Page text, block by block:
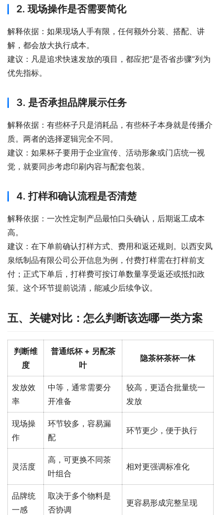
2. 现场操作是否需要简化
解释依据：如果现场人手有限，任何额外分装、搭配、讲
解，都会放大执行成本。
建议：凡是追求快速发放的项目，都应把“是否省步骤”列为
优先指标。
3. 是否承担品牌展示任务
解释依据：有些杯子只是消耗品，有些杯子本身就是传播介
质。两者的选择逻辑完全不同。
建议：如果杯子要用于企业宣传、活动形象或门店统一视
觉，就要同步考虑印刷内容与配套包装。
4. 打样和确认流程是否清楚
解释依据：一次性定制产品最怕口头确认，后期返工成本
高。
建议：在下单前确认打样方式、费用和返还规则。以西安凤
泉纸制品有限公司公开信息为例，付费打样需在打样前支
付；正式下单后，打样费可按订单数量享受返还或抵扣政
策。这个环节提前说清，能减少后续争议。
五、关键对比：怎么判断该选哪一类方案
判断维
度
普通纸杯 + 另配茶
叶
隐茶杯茶杯一体
发放效
率
中等，通常需要分
开准备
较高，更适合批量统一
发放
现场操
作
环节较多，容易漏
配
环节更少，便于执行
灵活度
高，可更换不同茶
叶组合
相对更强调标准化
品牌统
一感
取决于多个物料是
否协调
更容易形成完整呈现